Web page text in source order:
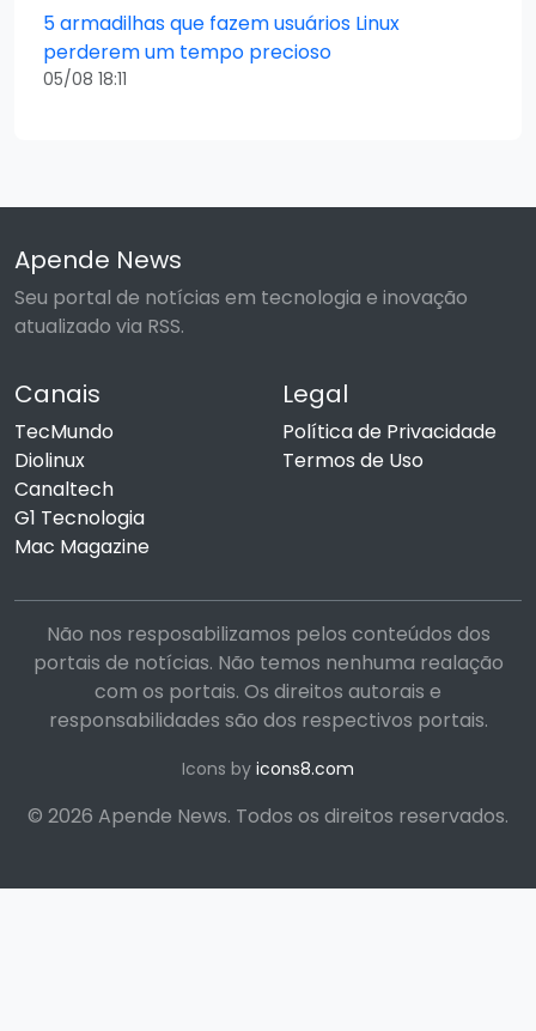
5 armadilhas que fazem usuários Linux
perderem um tempo precioso
05/08 18:11
Apende News
Seu portal de notícias em tecnologia e inovação
atualizado via RSS.
Canais
TecMundo
Diolinux
Canaltech
G1 Tecnologia
Mac Magazine
Legal
Política de Privacidade
Termos de Uso
Não nos resposabilizamos pelos conteúdos dos
portais de notícias. Não temos nenhuma realação
com os portais. Os direitos autorais e
responsabilidades são dos respectivos portais.
Icons by icons8.com
© 2026 Apende News. Todos os direitos reservados.